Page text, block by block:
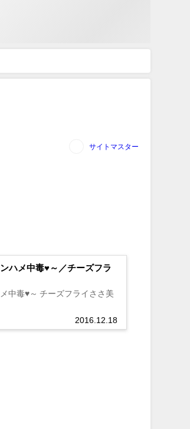
サイトマスター
ハメ中毒♥～／チーズフラ
2016.12.18
中毒♥～ チーズフライささ美